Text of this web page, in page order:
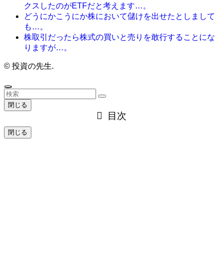
クスしたのがETFだと考えます…。
どうにかこうにか株において儲けを出せたとしまして
も…。
株取引だったら株式の買いと売りを敢行することにな
りますが…。
© 投資の先生.
閉じる
目次
閉じる